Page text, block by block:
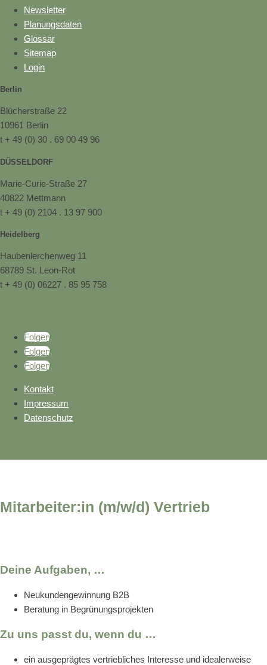
Newsletter
Planungsdaten
Glossar
Sitemap
Login
Berlin
Blücherstraße 22
10961 Berlin
t + 49 (0) 30 . 69 00 49 96
DÜSSELDORF
Marie-Curie-Straße 27
40822 Mettmann
t + 49 (0) 2104 . 13 97 900
Heidelberg
Haubenlerchenweg 11
68789 St. Leon-Rot
t + 49 (0) 06227 . 85 95 758
Folgen
Folgen
Folgen
Kontakt
Impressum
Datenschutz
Mitarbeiter:in (m/w/d) Vertrieb
Deine Aufgaben, …
Neukundengewinnung B2B
Beratung in Begrünungsprojekten
Zu uns passt du, wenn du …
ein ausgeprägtes vertriebliches Interesse und idealerweise